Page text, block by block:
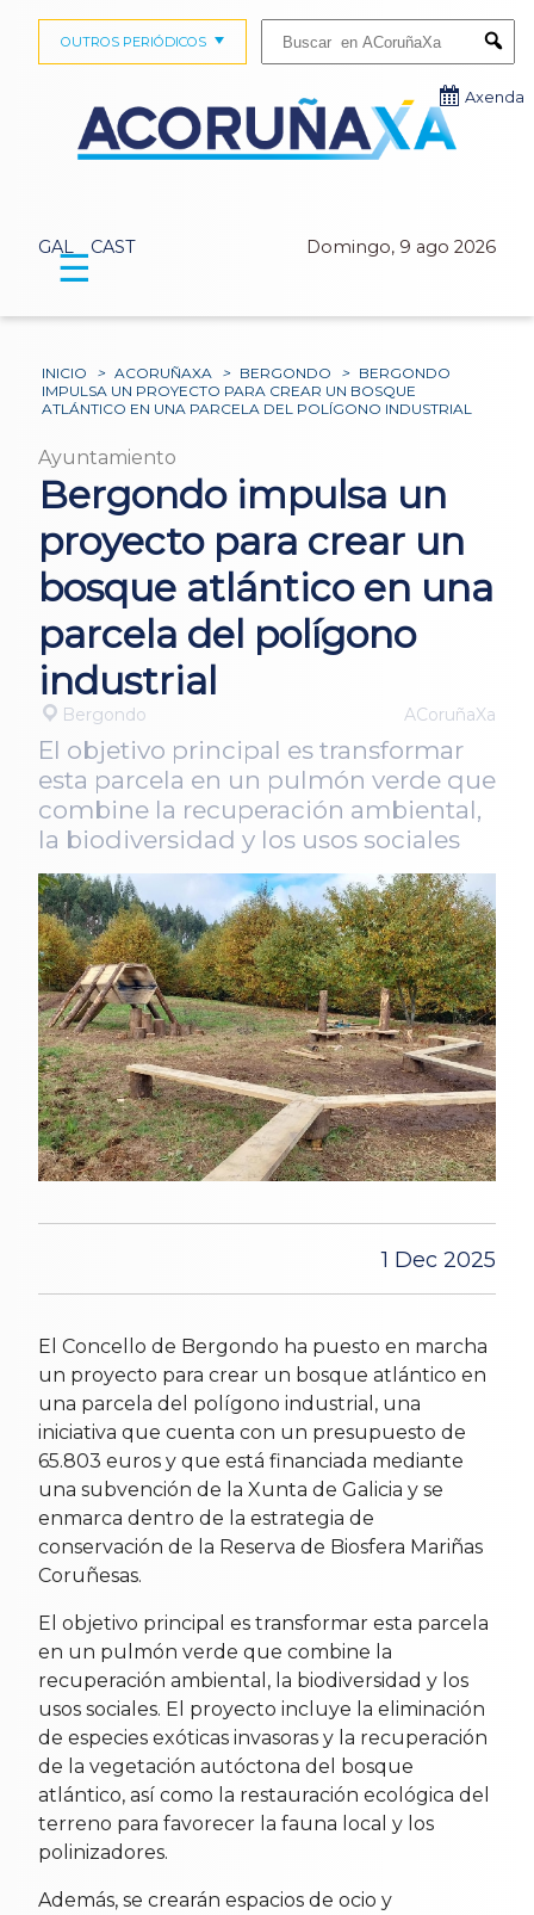
GAL CAST Domingo, 9 ago 2026
OUTROS PERIÓDICOS
Axenda
☰
INICIO > ACORUÑAXA > BERGONDO > BERGONDO
IMPULSA UN PROYECTO PARA CREAR UN BOSQUE
ATLÁNTICO EN UNA PARCELA DEL POLÍGONO INDUSTRIAL
Ayuntamiento
Bergondo impulsa un
proyecto para crear un
bosque atlántico en una
parcela del polígono
industrial
Bergondo ACoruñaXa
El objetivo principal es transformar
esta parcela en un pulmón verde que
combine la recuperación ambiental,
la biodiversidad y los usos sociales
1 Dec 2025
El Concello de Bergondo ha puesto en marcha
un proyecto para crear un bosque atlántico en
una parcela del polígono industrial, una
iniciativa que cuenta con un presupuesto de
65.803 euros y que está financiada mediante
una subvención de la Xunta de Galicia y se
enmarca dentro de la estrategia de
conservación de la Reserva de Biosfera Mariñas
Coruñesas.
El objetivo principal es transformar esta parcela
en un pulmón verde que combine la
recuperación ambiental, la biodiversidad y los
usos sociales. El proyecto incluye la eliminación
de especies exóticas invasoras y la recuperación
de la vegetación autóctona del bosque
atlántico, así como la restauración ecológica del
terreno para favorecer la fauna local y los
polinizadores.
Además, se crearán espacios de ocio y